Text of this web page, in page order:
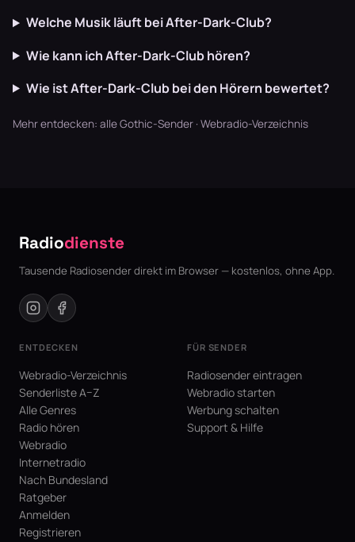
Welche Musik läuft bei After-Dark-Club?
Wie kann ich After-Dark-Club hören?
Wie ist After-Dark-Club bei den Hörern bewertet?
Mehr entdecken: alle Gothic-Sender · Webradio-Verzeichnis
Radiodienste
Tausende Radiosender direkt im Browser — kostenlos, ohne App.
ENTDECKEN
Webradio-Verzeichnis
Senderliste A–Z
Alle Genres
Radio hören
Webradio
Internetradio
Nach Bundesland
Ratgeber
Anmelden
Registrieren
FÜR SENDER
Radiosender eintragen
Webradio starten
Werbung schalten
Support & Hilfe